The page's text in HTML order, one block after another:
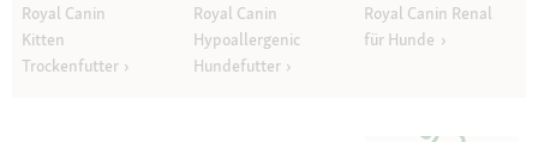
Royal Canin
Kitten
Trockenfutter
Royal Canin
Hypoallergenic
Hundefutter
Royal Canin Renal
für Hunde